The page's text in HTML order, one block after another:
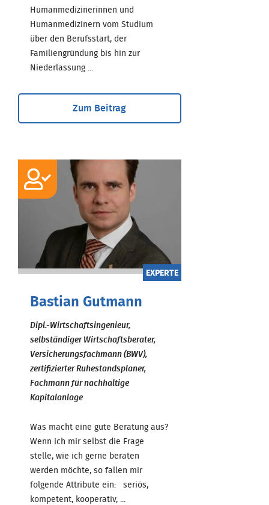
Humanmedizinerinnen und
Humanmedizinern vom Studium
über den Berufsstart, der
Familiengründung bis hin zur
Niederlassung ...
Zum Beitrag
EXPERTE
Bastian Gutmann
Dipl.-Wirtschaftsingenieur,
selbständiger Wirtschaftsberater,
Versicherungsfachmann (BWV),
zertifizierter Ruhestandsplaner,
Fachmann für nachhaltige
Kapitalanlage
Was macht eine gute Beratung aus?
Wenn ich mir selbst die Frage
stelle, wie ich gerne beraten
werden möchte, so fallen mir
folgende Attribute ein: seriös,
kompetent, kooperativ, ...